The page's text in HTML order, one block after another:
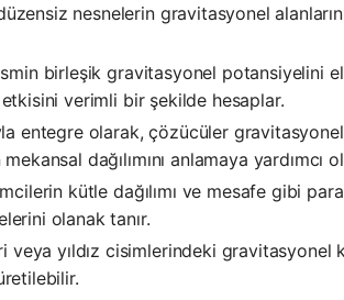
nesnelerin gravitasyonel
birleşik gravitasyonel potansiyelini
verimli bir şekilde hesaplar.
entegre olarak, çözücüler
dağılımını anlamaya yardımcı
kütle dağılımı ve mesafe gibi
olanak tanır.
veya yıldız cisimlerindeki